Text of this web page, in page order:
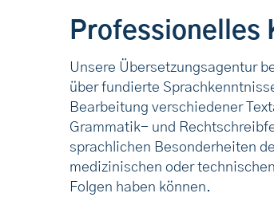
Professionelles
Unsere Übersetzungsagentur
über fundierte
Bearbeitung verschiedener
Grammatik- und
sprachlichen Besonderheiten
medizinischen oder
Folgen haben können.